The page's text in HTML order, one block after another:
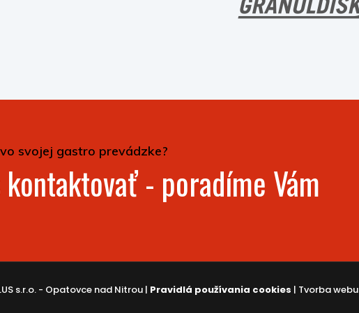
svojej gastro prevádzke?
- poradíme Vám
s.r.o. - Opatovce nad Nitrou | Pravidlá používania cookies | Tvorba webu